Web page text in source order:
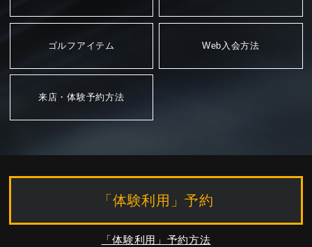
ゴルフアイテム Web入会方法
来店・体験予約方法
「体験利用」予約
「体験利用」予約方法